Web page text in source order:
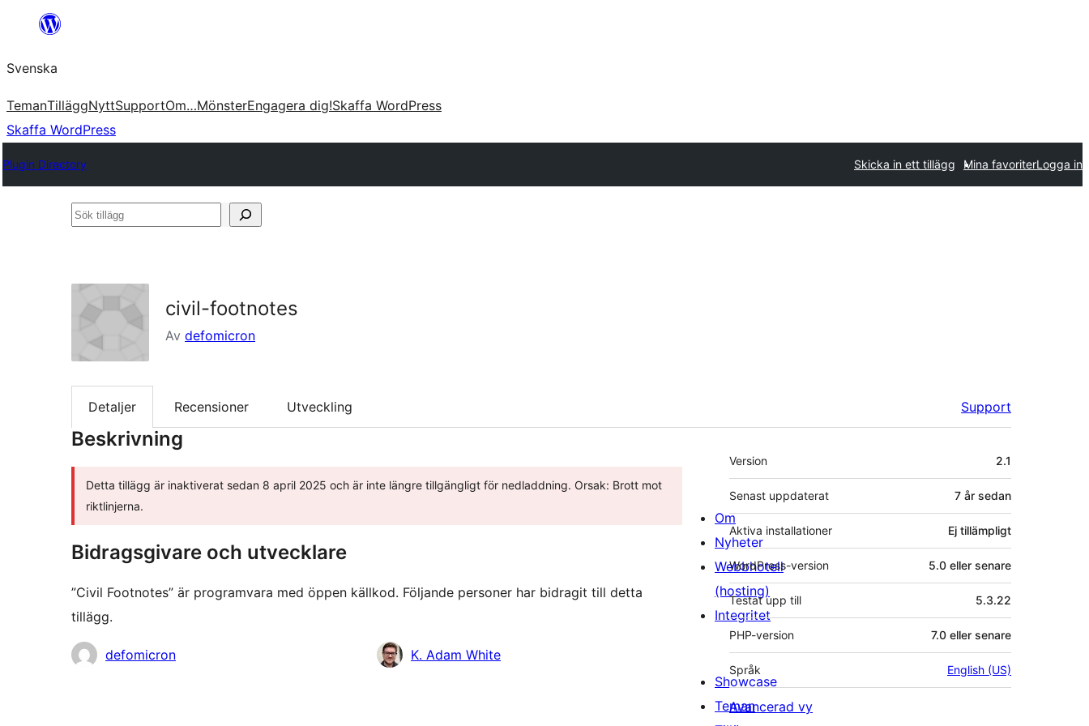
Hoppa
innehåll
Svenska
TemanTilläggNyttSupportOm…MönsterEngagera dig!Skaffa WordPress
Skaffa WordPress
Plugin Directory Skicka in ett tillägg Mina favoriterLogga in
Sök
civil-footnotes
Av defomicron
Detaljer Recensioner Utveckling Support
Beskrivning
Detta tillägg är inaktiverat sedan 8 april 2025 och är inte längre tillgängligt för nedladdning. Orsak: Brott mot
riktlinjerna.
Bidragsgivare och utvecklare
”Civil Footnotes” är programvara med öppen källkod. Följande personer har bidragit till detta
tillägg.
Bidragandedefomicron K. Adam White
Meta
Version 2.1
Senast uppdaterat 7 år sedan
Aktiva installationer Ej tillämpligt
WordPress-version 5.0 eller senare
Testat upp till 5.3.22
PHP-version 7.0 eller senare
Språk English (US)
Avancerad vy
Om
Nyheter
Webbhotell
(hosting)
Integritet
Showcase
Teman